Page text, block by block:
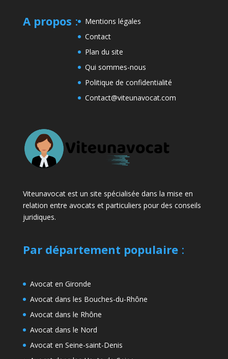
A propos :
Mentions légales
Contact
Plan du site
Qui sommes-nous
Politique de confidentialité
Contact@viteunavocat.com
Viteunavocat est un site spécialisée dans la mise en
relation entre avocats et particuliers pour des conseils
juridiques.
Par département populaire:
Avocat en Gironde
Avocat dans les Bouches-du-Rhône
Avocat dans le Rhône
Avocat dans le Nord
Avocat en Seine-saint-Denis